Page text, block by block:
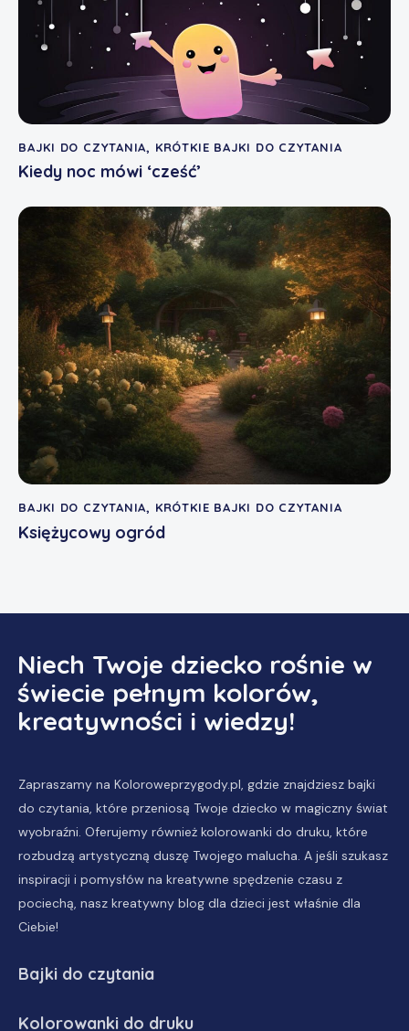
BAJKI DO CZYTANIA, KRÓTKIE BAJKI DO CZYTANIA
Kiedy noc mówi ‘cześć’
BAJKI DO CZYTANIA, KRÓTKIE BAJKI DO CZYTANIA
Księżycowy ogród
Niech Twoje dziecko rośnie w
świecie pełnym kolorów,
kreatywności i wiedzy!
Zapraszamy na Koloroweprzygody.pl, gdzie znajdziesz bajki
do czytania, które przeniosą Twoje dziecko w magiczny świat
wyobraźni. Oferujemy również kolorowanki do druku, które
rozbudzą artystyczną duszę Twojego malucha. A jeśli szukasz
inspiracji i pomysłów na kreatywne spędzenie czasu z
pociechą, nasz kreatywny blog dla dzieci jest właśnie dla
Ciebie!
Bajki do czytania
Kolorowanki do druku